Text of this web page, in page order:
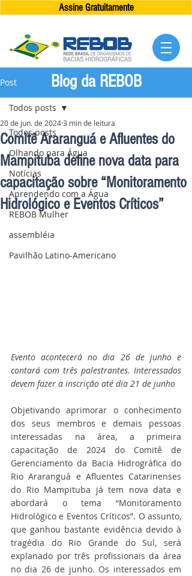
Assine Gratuitamente
Post
Todos posts
Olhando para Água
Notícias
Aprendendo com a Água
REBOB Mulher
assembléia
Pavilhão Latino-Americano
Todos posts
Comitê Araranguá e Afluentes do
Mampituba define nova data para
capacitação sobre “Monitoramento
Hidrológico e Eventos Críticos”
20 de jun. de 20243 min de leitura
Evento acontecerá no dia 26 de junho e
contará com três palestrantes. Interessados
devem fazer a inscrição até dia 21 de junho
Objetivando aprimorar o conhecimento
dos seus membros e demais pessoas
interessadas na área, a primeira
capacitação de 2024 do Comitê de
Gerenciamento da Bacia Hidrográfica do
Rio Araranguá e Afluentes Catarinenses
do Rio Mampituba já tem nova data e
abordará o tema “Monitoramento
Hidrológico e Eventos Críticos”. O assunto,
que ganhou bastante evidência devido à
tragédia do Rio Grande do Sul, será
explanado por três profissionais da área
no dia 26 de junho. Os interessados em
Blog da REBOB